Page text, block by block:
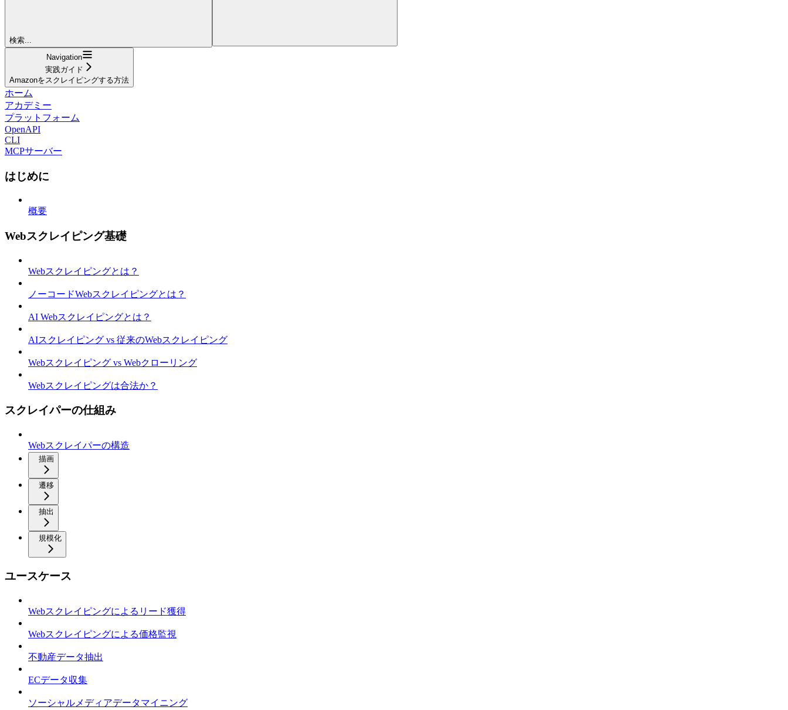
検索...
Navigation
実践ガイド
Amazonをスクレイピングする方法
ホーム
アカデミー
プラットフォーム
OpenAPI
CLI
MCPサーバー
はじめに
概要
Webスクレイピング基礎
Webスクレイピングとは？
ノーコードWebスクレイピングとは？
AI Webスクレイピングとは？
AIスクレイピング vs 従来のWebスクレイピング
Webスクレイピング vs Webクローリング
Webスクレイピングは合法か？
スクレイパーの仕組み
Webスクレイパーの構造
描画
遷移
抽出
規模化
ユースケース
Webスクレイピングによるリード獲得
Webスクレイピングによる価格監視
不動産データ抽出
ECデータ収集
ソーシャルメディアデータマイニング